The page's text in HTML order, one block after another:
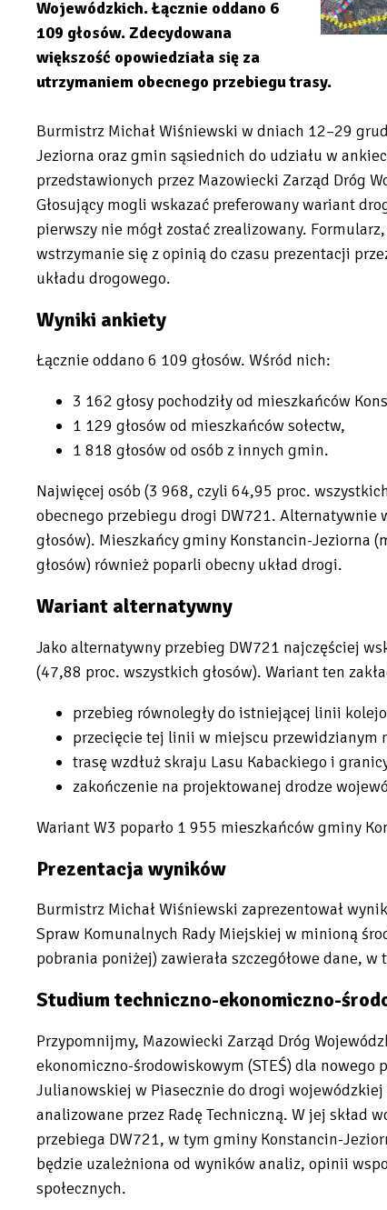
Wojewódzkich. Łącznie oddano 6
109 głosów. Zdecydowana
większość opowiedziała się za
utrzymaniem obecnego przebiegu trasy.
Burmistrz Michał Wiśniewski w dniach 12–29
Jeziorna oraz gmin sąsiednich do udziału w
przedstawionych przez Mazowiecki Zarząd Dróg
Głosujący mogli wskazać preferowany wariant
pierwszy nie mógł zostać zrealizowany.
wstrzymanie się z opinią do czasu prezentacji
układu drogowego.
Wyniki ankiety
Łącznie oddano 6 109 głosów. Wśród nich:
3 162 głosy pochodziły od mieszkańców
1 129 głosów od mieszkańców sołectw,
1 818 głosów od osób z innych gmin.
Najwięcej osób (3 968, czyli 64,95 proc.
obecnego przebiegu drogi DW721. Alternatywnie
głosów). Mieszkańcy gminy Konstancin-Jeziorna
głosów) również poparli obecny układ drogi.
Wariant alternatywny
Jako alternatywny przebieg DW721 najczęściej
(47,88 proc. wszystkich głosów). Wariant ten
przebieg równoległy do istniejącej linii
przecięcie tej linii w miejscu przewidzianym
trasę wzdłuż skraju Lasu Kabackiego i
zakończenie na projektowanej drodze
Wariant W3 poparło 1 955 mieszkańców gminy
Prezentacja wyników
Burmistrz Michał Wiśniewski zaprezentował
Spraw Komunalnych Rady Miejskiej w minioną
pobrania poniżej) zawierała szczegółowe dane,
Studium techniczno-ekonomiczno-
Przypomnijmy, Mazowiecki Zarząd Dróg
ekonomiczno-środowiskowym (STEŚ) dla
Julianowskiej w Piasecznie do drogi
analizowane przez Radę Techniczną. W jej skład
przebiega DW721, w tym gminy Konstancin-
będzie uzależniona od wyników analiz, opinii
społecznych.